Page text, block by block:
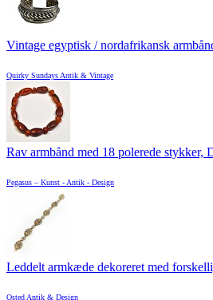
Vintage egyptisk / nordafrikansk
Quirky Sundays Antik & Vintage
Rav armbånd med 18 polerede stykker,
Pegasus – Kunst - Antik - Design
Leddelt armkæde dekoreret med
Osted Antik & Design